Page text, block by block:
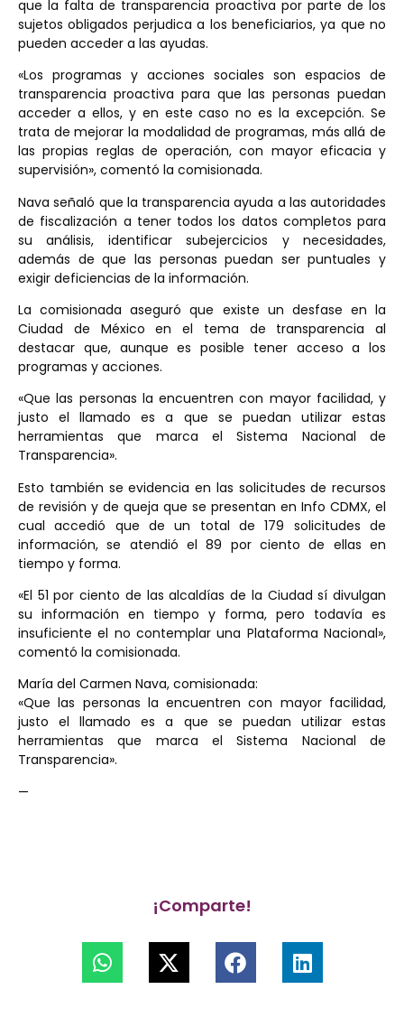
que la falta de transparencia proactiva por parte de los
sujetos obligados perjudica a los beneficiarios, ya que no
pueden acceder a las ayudas.
«Los programas y acciones sociales son espacios de
transparencia proactiva para que las personas puedan
acceder a ellos, y en este caso no es la excepción. Se
trata de mejorar la modalidad de programas, más allá de
las propias reglas de operación, con mayor eficacia y
supervisión», comentó la comisionada.
Nava señaló que la transparencia ayuda a las autoridades
de fiscalización a tener todos los datos completos para
su análisis, identificar subejercicios y necesidades,
además de que las personas puedan ser puntuales y
exigir deficiencias de la información.
La comisionada aseguró que existe un desfase en la
Ciudad de México en el tema de transparencia al
destacar que, aunque es posible tener acceso a los
programas y acciones.
«Que las personas la encuentren con mayor facilidad, y
justo el llamado es a que se puedan utilizar estas
herramientas que marca el Sistema Nacional de
Transparencia».
Esto también se evidencia en las solicitudes de recursos
de revisión y de queja que se presentan en Info CDMX, el
cual accedió que de un total de 179 solicitudes de
información, se atendió el 89 por ciento de ellas en
tiempo y forma.
«El 51 por ciento de las alcaldías de la Ciudad sí divulgan
su información en tiempo y forma, pero todavía es
insuficiente el no contemplar una Plataforma Nacional»,
comentó la comisionada.
María del Carmen Nava, comisionada:
«Que las personas la encuentren con mayor facilidad,
justo el llamado es a que se puedan utilizar estas
herramientas que marca el Sistema Nacional de
Transparencia».
—
¡Comparte!